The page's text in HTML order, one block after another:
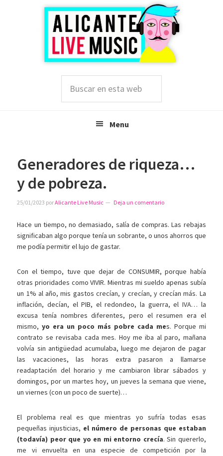
esta
Menu
Generadores de riqueza…
y de pobreza.
25/01/2023 porAlicante Live Music Deja un comentario
Hace un tiempo, no demasiado, salía de compras. Las rebajas
significaban algo porque tenía un sobrante, o unos ahorros que
me podía permitir el lujo de gastar.
Con el tiempo, tuve que dejar de CONSUMIR, porque había
otras prioridades como VIVIR. Mientras mi sueldo apenas subía
un 1% al año, mis gastos crecían, y crecían, y crecían más. La
inflación, decían, el PIB, el redondeo, la guerra, el IVA… la
excusa tenía nombres diferentes, pero el resumen era el
mismo,yo era un poco más pobre cada mes. Porque mi
contrato se revisaba cada mes. Hoy me iba al paro, mañana
volvía sin antigüedad acumulaba, luego me dejaron de pagar
las vacaciones, las horas extra pasaron a llamarse
readaptación del horario y me cambiaron librar sábados y
domingos, por un martes hoy, un jueves la semana que viene,
un viernes (con un poco de suerte)…
El problema real es que mientras yo sufría todas esas
pequeñas injusticias, el número de personas que estaban
(todavía) peor que yo en mi entorno crecía. Sin quererlo,
me vi envuelta en una especie de competición por la